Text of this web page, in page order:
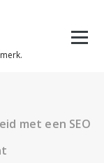
met een SEO